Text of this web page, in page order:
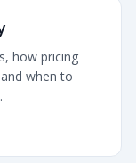
how pricing
when to